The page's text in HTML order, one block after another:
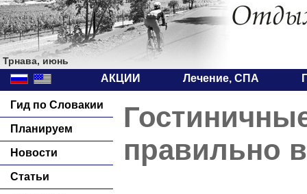
Трнава, июнь
АКЦИИ Лечение, СПА
Гид по Словакии
Планируем
Новости
Статьи
правильно